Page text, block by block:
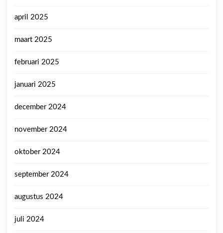
april 2025
maart 2025
februari 2025
januari 2025
december 2024
november 2024
oktober 2024
september 2024
augustus 2024
juli 2024